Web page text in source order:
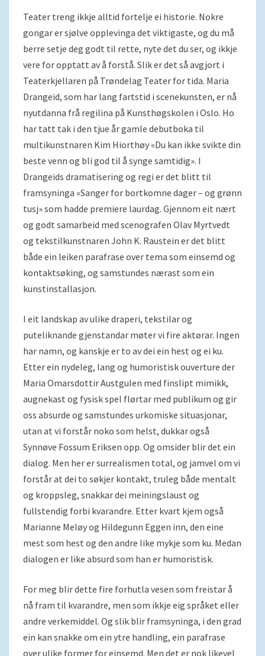
Teater treng ikkje alltid fortelje ei historie. Nokre
gongar er sjølve opplevinga det viktigaste, og du må
berre setje deg godt til rette, nyte det du ser, og ikkje
vere for opptatt av å forstå. Slik er det så avgjort i
Teaterkjellaren på Trøndelag Teater for tida. Maria
Drangeid, som har lang fartstid i scenekunsten, er nå
nyutdanna frå regilina på Kunsthøgskolen i Oslo. Ho
har tatt tak i den tjue år gamle debutboka til
multikunstnaren Kim Hiorthøy «Du kan ikke svikte din
beste venn og bli god til å synge samtidig». I
Drangeids dramatisering og regi er det blitt til
framsyninga «Sanger for bortkomne dager – og grønn
tusj» som hadde premiere laurdag. Gjennom eit nært
og godt samarbeid med scenografen Olav Myrtvedt
og tekstilkunstnaren John K. Raustein er det blitt
både ein leiken parafrase over tema som einsemd og
kontaktsøking, og samstundes nærast som ein
kunstinstallasjon.
I eit landskap av ulike draperi, tekstilar og
puteliknande gjenstandar møter vi fire aktørar. Ingen
har namn, og kanskje er to av dei ein hest og ei ku.
Etter ein nydeleg, lang og humoristisk ouverture der
Maria Omarsdottir Austgulen med finslipt mimikk,
augnekast og fysisk spel flørtar med publikum og gir
oss absurde og samstundes urkomiske situasjonar,
utan at vi forstår noko som helst, dukkar også
Synnøve Fossum Eriksen opp. Og omsider blir det ein
dialog. Men her er surrealismen total, og jamvel om vi
forstår at dei to søkjer kontakt, truleg både mentalt
og kroppsleg, snakkar dei meiningslaust og
fullstendig forbi kvarandre. Etter kvart kjem også
Marianne Meløy og Hildegunn Eggen inn, den eine
mest som hest og den andre like mykje som ku. Medan
dialogen er like absurd som han er humoristisk.
For meg blir dette fire forhutla vesen som freistar å
nå fram til kvarandre, men som ikkje eig språket eller
andre verkemiddel. Og slik blir framsyninga, i den grad
ein kan snakke om ein ytre handling, ein parafrase
over ulike former for einsemd. Men det er nok likevel